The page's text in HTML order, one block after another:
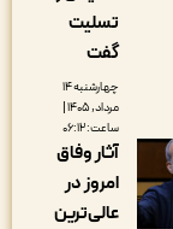
چهارشنبه ۱۴
مرداد, ۱۴۰۵ |
آثار وفاق
امروز در
عالی‌ترین